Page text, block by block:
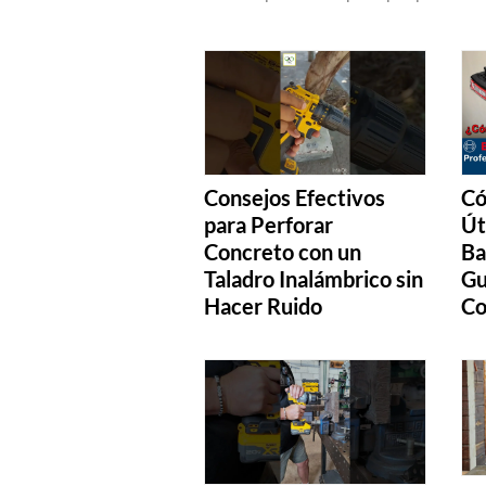
Consejos Efectivos
para Perforar
Concreto con un
Taladro Inalámbrico sin
Hacer Ruido